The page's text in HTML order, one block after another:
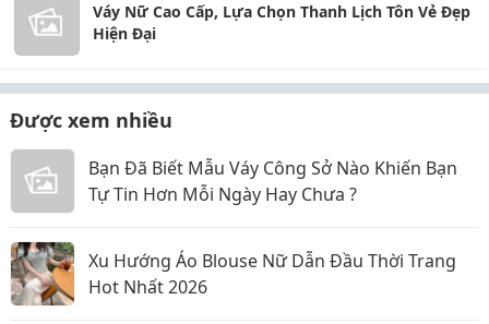
Váy Nữ Cao Cấp, Lựa Chọn Thanh Lịch Tôn Vẻ Đẹp
Hiện Đại
Được xem nhiều
Bạn Đã Biết Mẫu Váy Công Sở Nào Khiến Bạn
Tự Tin Hơn Mỗi Ngày Hay Chưa ?
Xu Hướng Áo Blouse Nữ Dẫn Đầu Thời Trang
Hot Nhất 2026